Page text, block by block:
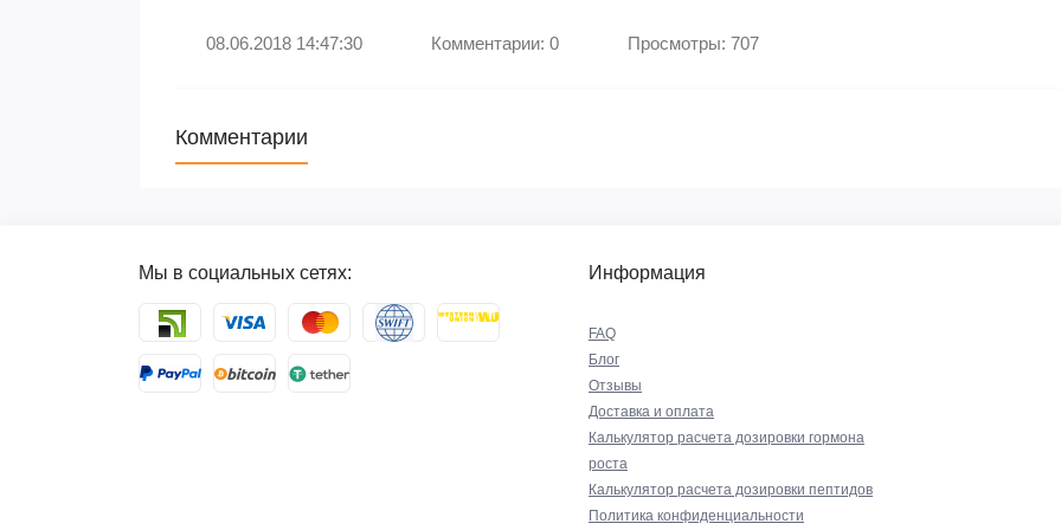
08.06.2018 14:47:30 Комментарии: 0 Просмотры: 707
Комментарии
Мы в социальных сетях: Информация
FAQ
Блог
Отзывы
Доставка и оплата
Калькулятор расчета дозировки гормона
роста
Калькулятор расчета дозировки пептидов
Политика конфиденциальности